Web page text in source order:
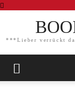
***Lieber verrückt